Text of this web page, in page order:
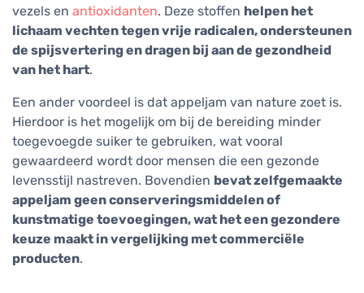
vezels en antioxidanten. Deze stoffen helpen het
lichaam vechten tegen vrije radicalen, ondersteunen
de spijsvertering en dragen bij aan de gezondheid
van het hart.
Een ander voordeel is dat appeljam van nature zoet is.
Hierdoor is het mogelijk om bij de bereiding minder
toegevoegde suiker te gebruiken, wat vooral
gewaardeerd wordt door mensen die een gezonde
levensstijl nastreven. Bovendien bevat zelfgemaakte
appeljam geen conserveringsmiddelen of
kunstmatige toevoegingen, wat het een gezondere
keuze maakt in vergelijking met commerciële
producten.